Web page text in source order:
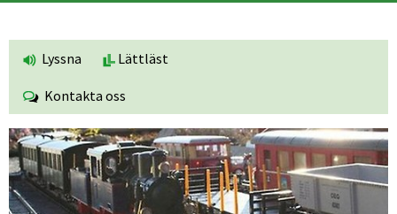
Lyssna Lättläst
Kontakta oss